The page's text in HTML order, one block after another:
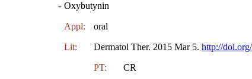
- Oxybutynin
Appl: oral
Lit: Dermatol Ther. 2015 Mar 5. http://
PT: CR